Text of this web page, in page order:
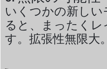
いくつかの新し
ると、まったく
す。拡張性無限大。